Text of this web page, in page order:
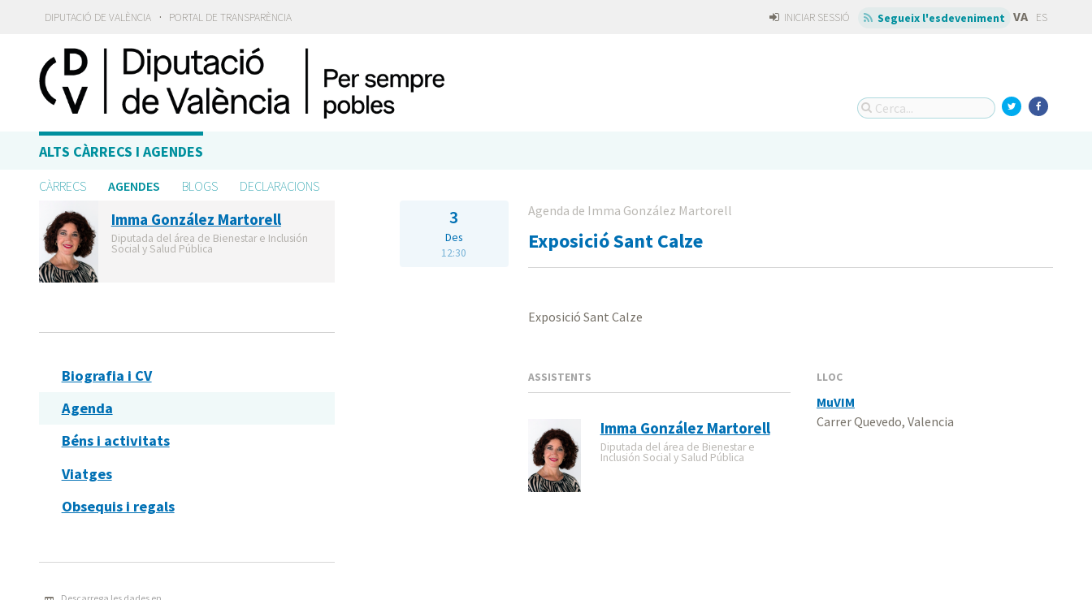
DIPUTACIÓ DE VALÈNCIA · PORTAL DE TRANSPARÈNCIA INICIAR SESSIÓ Segueix l'esdeveniment VA ES
ALTS CÀRRECS I AGENDES
CÀRRECS AGENDES BLOGS DECLARACIONS
Imma González Martorell
Diputada del área de Bienestar e Inclusión
Social y Salud Pública
Biografia i CV
Agenda
Béns i activitats
Viatges
Obsequis i regals
3
Des
12:30
Agenda de Imma González Martorell
Exposició Sant Calze
Exposició Sant Calze
ASSISTENTS
Imma González Martorell
Diputada del área de Bienestar e
Inclusión Social y Salud Pública
LLOC
MuVIM
Carrer Quevedo, Valencia